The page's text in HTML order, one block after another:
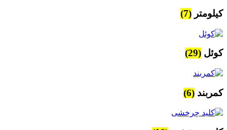
کیلومتر (7)
کوئل (29)
کمربند (6)